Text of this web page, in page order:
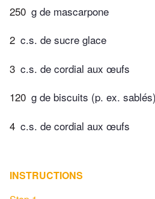
250 g de mascarpone
2 c.s. de sucre glace
3 c.s. de cordial aux œufs
120 g de biscuits (p. ex. sablés)
4 c.s. de cordial aux œufs
INSTRUCTIONS